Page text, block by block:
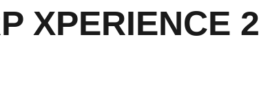
XPERIENCE 2